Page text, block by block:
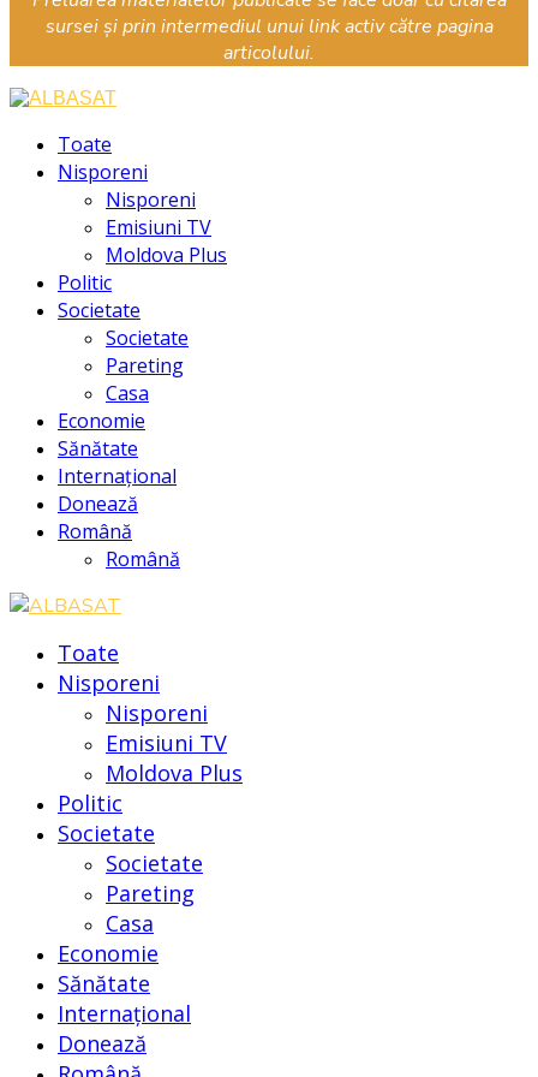
sursei și prin intermediul unui link activ către pagina
articolului.
Toate
Nisporeni
Nisporeni
Emisiuni TV
Moldova Plus
Politic
Societate
Societate
Pareting
Casa
Economie
Sănătate
Internațional
Donează
Română
Română
Toate
Nisporeni
Nisporeni
Emisiuni TV
Moldova Plus
Politic
Societate
Societate
Pareting
Casa
Economie
Sănătate
Internațional
Donează